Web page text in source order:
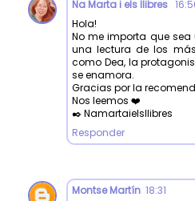
Na Marta i els llibres
Hola!
No me importa que
una lectura de los
como Dea, la
se enamora.
Gracias por la
Nos leemos ❤️
✒️ Namartaielsllibres
Responder
Montse Martín 18:31